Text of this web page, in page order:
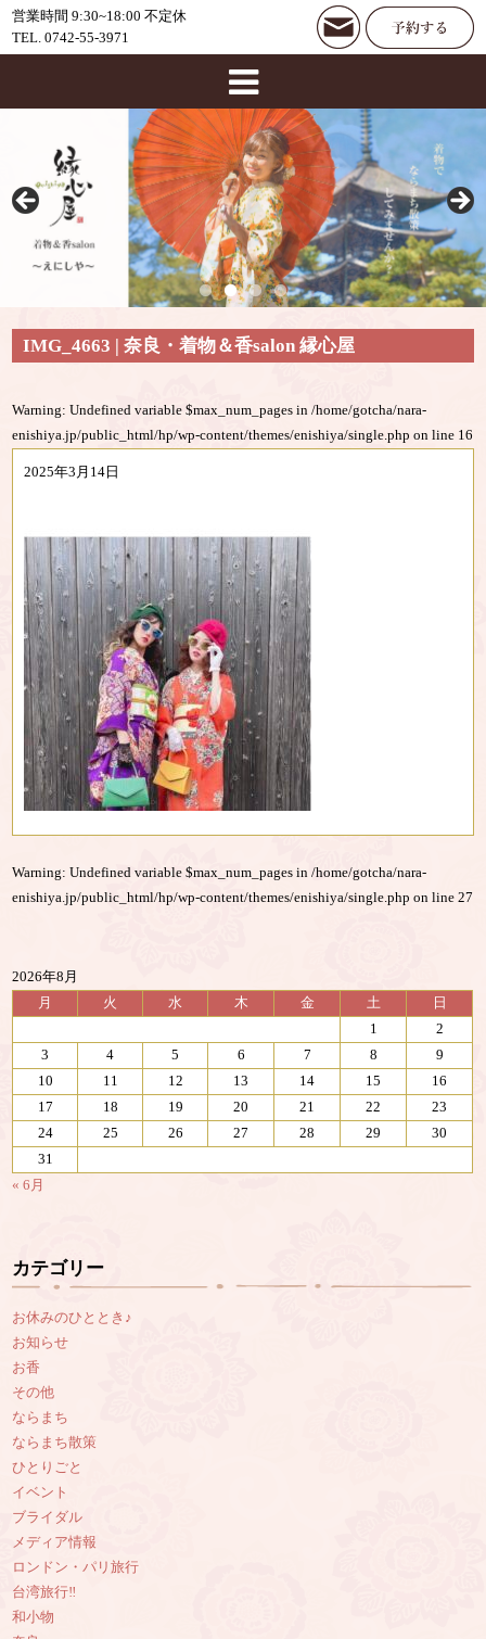
営業時間 9:30~18:00 不定休
TEL. 0742-55-3971
IMG_4663 | 奈良・着物＆香salon 縁心屋
Warning: Undefined variable $max_num_pages in/home/gotcha/nara-
enishiya.jp/public_html/hp/wp-content/themes/enishiya/single.php on line 16
2025年3月14日
Warning: Undefined variable $max_num_pages in/home/gotcha/nara-
enishiya.jp/public_html/hp/wp-content/themes/enishiya/single.php on line27
2026年8月
月
火 水 木 金 土
日
1
2
3
4 5 6 7 8
9
10
11 12 13 14 15
16
17
18 19 20 21 22
23
24
25 26 27 28 29
30
31
« 6月
カテゴリー
お休みのひととき♪
お知らせ
お香
その他
ならまち
ならまち散策
ひとりごと
イベント
ブライダル
メディア情報
ロンドン・パリ旅行
台湾旅行‼︎
和小物